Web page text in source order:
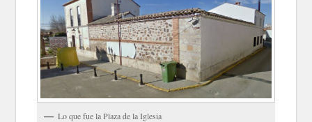
Lo que fue la Plaza de la Iglesia